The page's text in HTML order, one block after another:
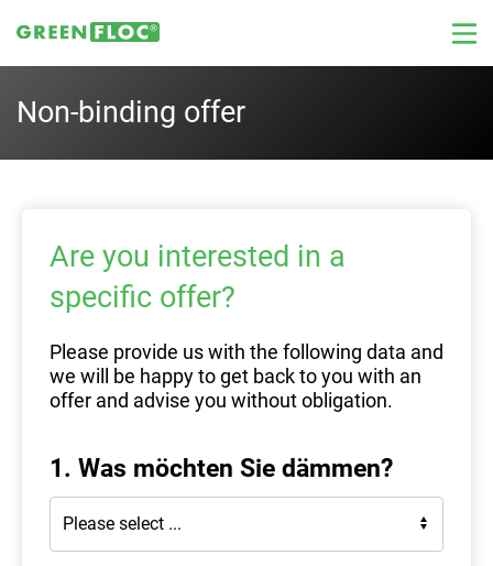
Non-binding offer
Are you interested in a
specific offer?
Please provide us with the following data and
we will be happy to get back to you with an
offer and advise you without obligation.
1. Was möchten Sie dämmen?